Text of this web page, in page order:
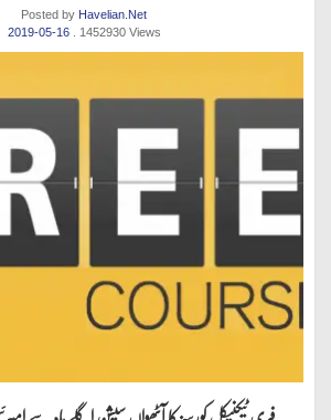
Posted by Havelian.Net
2019-05-16
. 1452930 Views